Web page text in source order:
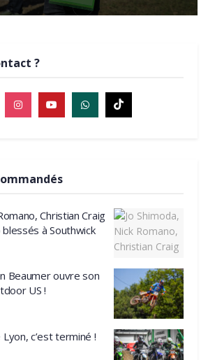
?
Christian Craig
à Southwick
Beaumer ouvre son
US !
c’est terminé !